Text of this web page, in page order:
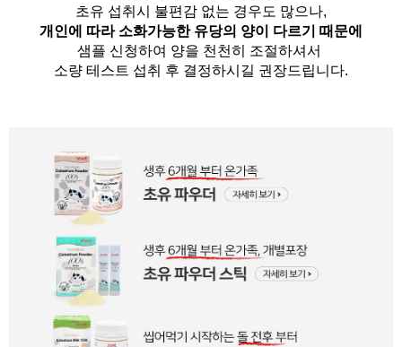
초유 섭취시 불편감 없는 경우도 많으나,
개인에 따라 소화가능한 유당의 양이 다르기 때문에
샘플 신청하여 양을 천천히 조절하셔서
소량 테스트 섭취 후 결정하시길 권장드립니다.